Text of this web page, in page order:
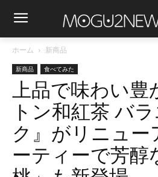
ホーム 新商品
新商品 食べてみた
上品で味わい豊
トン和紅茶 バ
ク』がリニュー
ーティーで芳醇